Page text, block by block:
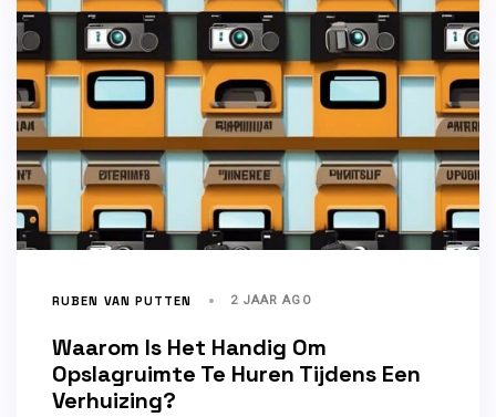
RUBEN VAN PUTTEN 2 JAAR AGO
Waarom Is Het Handig Om
Opslagruimte Te Huren Tijdens Een
Verhuizing?